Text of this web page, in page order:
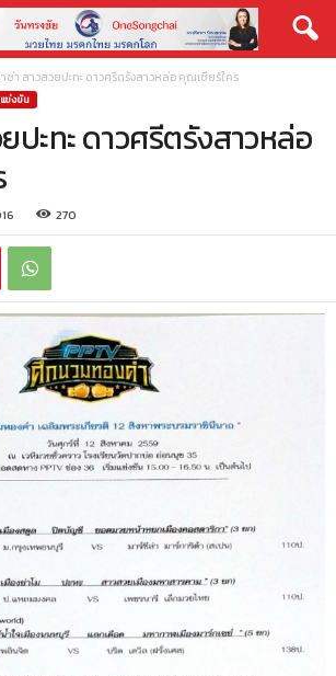
ซ่า สาวสวยปะทะ ดาวศรีตรังสาวหล่อ คุณเชียร์ใคร
ข่งขัน
ปะทะ ดาวศรีตรังสาวหล่อ
270